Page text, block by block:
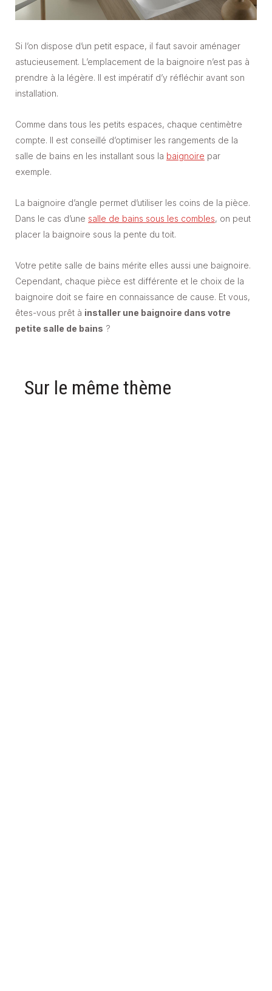
Si l’on dispose d’un petit espace, il faut savoir aménager
astucieusement. L’emplacement de la baignoire n’est pas à
prendre à la légère. Il est impératif d’y réfléchir avant son
installation.
Comme dans tous les petits espaces, chaque centimètre
compte. Il est conseillé d’optimiser les rangements de la
salle de bains en les installant sous la baignoire par
exemple.
La baignoire d’angle permet d’utiliser les coins de la pièce.
Dans le cas d’une salle de bains sous les combles, on peut
placer la baignoire sous la pente du toit.
Votre petite salle de bains mérite elles aussi une baignoire.
Cependant, chaque pièce est différente et le choix de la
baignoire doit se faire en connaissance de cause. Et vous,
êtes-vous prêt à installer une baignoire dans votre
petite salle de bains ?
Sur le même thème